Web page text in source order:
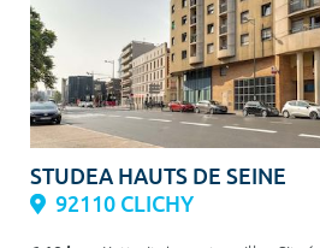
STUDEA HAUTS DE SEINE
92110 CLICHY